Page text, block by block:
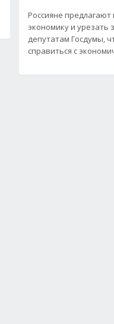
Россияне
экономику и урезать
депутатам Госдумы,
справиться с